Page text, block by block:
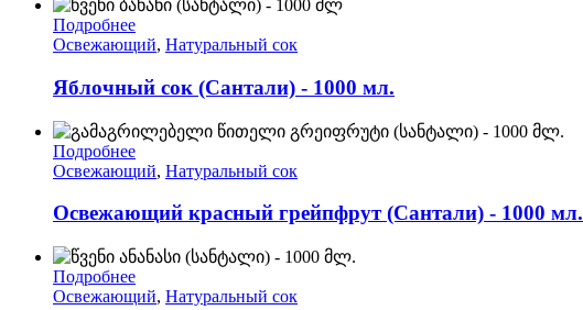
Подробнее
Освежающий, Натуральный сок
Яблочный сок (Сантали) - 1000 мл.
Подробнее
Освежающий, Натуральный сок
Освежающий красный грейпфрут (Сантали) - 1000 мл.
Подробнее
Освежающий, Натуральный сок